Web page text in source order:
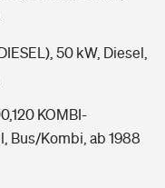
50 kW, Diesel,
KOMBI-
Bus/Kombi, ab 1988